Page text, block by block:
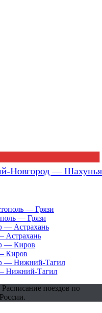
Новгород — Шахунья
— Грязи
Астрахань
Киров
Нижний-Тагил
поездов по